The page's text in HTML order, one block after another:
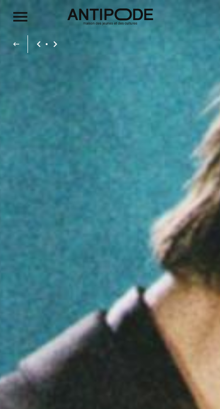
Aller au contenu principal